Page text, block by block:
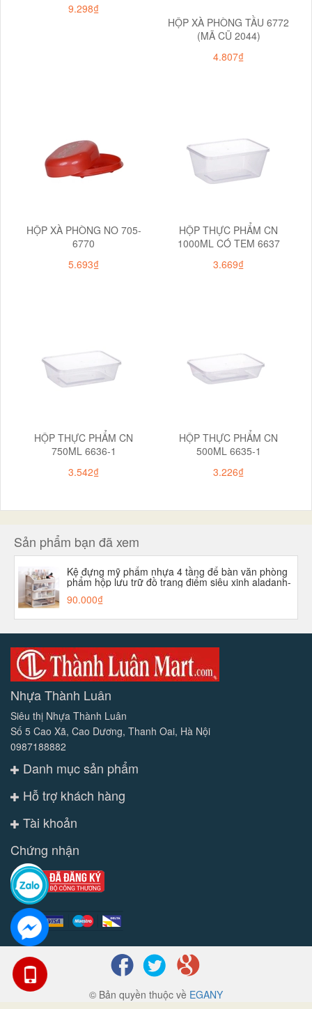
9.298₫
HỘP XÀ PHÒNG TẦU 6772
(MÃ CŨ 2044)
4.807₫
HỘP XÀ PHÒNG NO 705-
6770
5.693₫
HỘP THỰC PHẨM CN
1000ML CÓ TEM 6637
3.669₫
HỘP THỰC PHẨM CN
750ML 6636-1
3.542₫
HỘP THỰC PHẨM CN
500ML 6635-1
3.226₫
Sản phẩm bạn đã xem
Kệ đựng mỹ phẩm nhựa 4 tầng để bàn văn phòng
phẩm hộp lưu trữ đồ trang điểm siêu xinh aladanh-
net-vn
90.000₫
Nhựa Thành Luân
Siêu thị Nhựa Thành Luân
Số 5 Cao Xã, Cao Dương, Thanh Oai, Hà Nội
0987188882
Danh mục sản phẩm
Hỗ trợ khách hàng
Tài khoản
Chứng nhận
© Bản quyền thuộc về EGANY